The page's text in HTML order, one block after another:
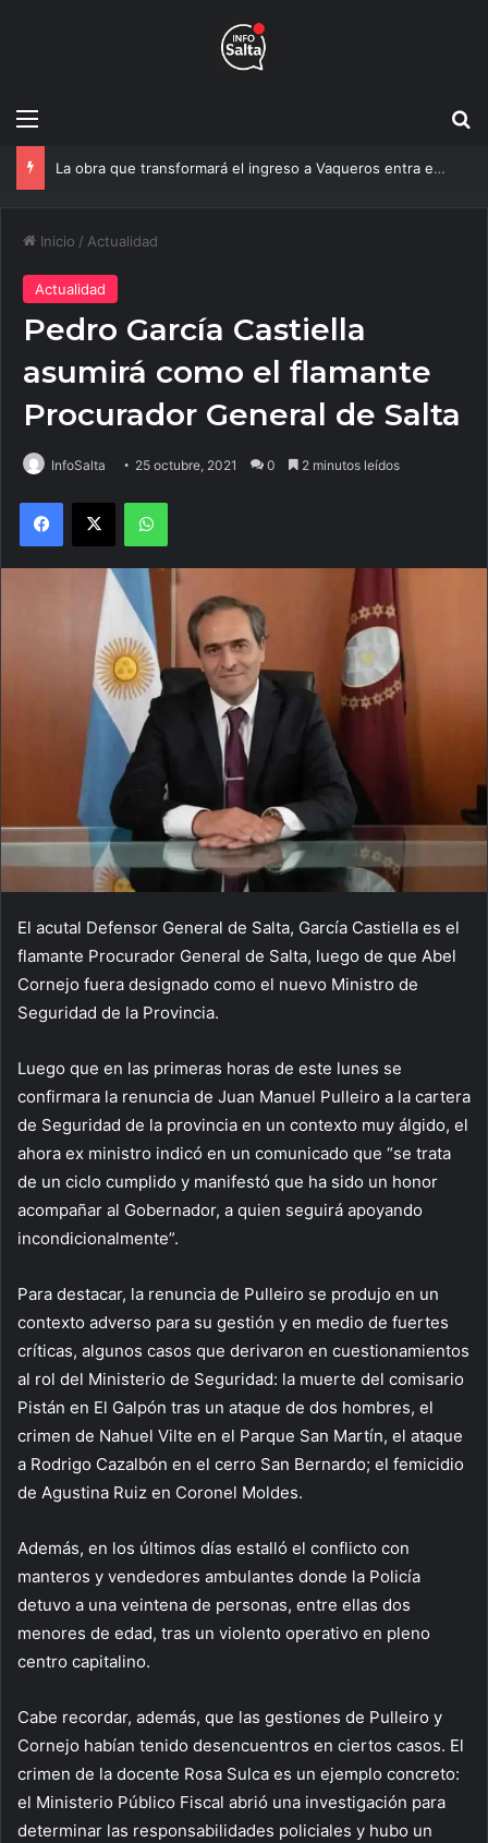
Menú
Un estudio de la UNSa busca revolucionar las casas de adobe y hacerlas más seguras
Inicio / Actualidad
Actualidad
Pedro García Castiella
asumirá como el flamante
Procurador General de Salta
InfoSalta 25 octubre, 2021 0 2 minutos leídos
Facebook
X WhatsApp
El acutal Defensor General de Salta, García Castiella es el
flamante Procurador General de Salta, luego de que Abel
Cornejo fuera designado como el nuevo Ministro de
Seguridad de la Provincia.
Luego que en las primeras horas de este lunes se
confirmara la renuncia de Juan Manuel Pulleiro a la cartera
de Seguridad de la provincia en un contexto muy álgido, el
ahora ex ministro indicó en un comunicado que “se trata
de un ciclo cumplido y manifestó que ha sido un honor
acompañar al Gobernador, a quien seguirá apoyando
incondicionalmente”.
Para destacar, la renuncia de Pulleiro se produjo en un
contexto adverso para su gestión y en medio de fuertes
críticas, algunos casos que derivaron en cuestionamientos
al rol del Ministerio de Seguridad: la muerte del comisario
Pistán en El Galpón tras un ataque de dos hombres, el
crimen de Nahuel Vilte en el Parque San Martín, el ataque
a Rodrigo Cazalbón en el cerro San Bernardo; el femicidio
de Agustina Ruiz en Coronel Moldes.
Además, en los últimos días estalló el conflicto con
manteros y vendedores ambulantes donde la Policía
detuvo a una veintena de personas, entre ellas dos
menores de edad, tras un violento operativo en pleno
centro capitalino.
Cabe recordar, además, que las gestiones de Pulleiro y
Cornejo habían tenido desencuentros en ciertos casos. El
crimen de la docente Rosa Sulca es un ejemplo concreto:
el Ministerio Público Fiscal abrió una investigación para
determinar las responsabilidades policiales y hubo un